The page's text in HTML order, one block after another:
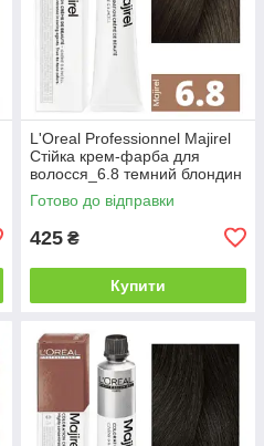
L'Oreal Professionnel Majirel
Стійка крем-фарба для
волосся_6.8 темний блондин
мокка 50мл
Готово до відправки
425 ₴
Купити